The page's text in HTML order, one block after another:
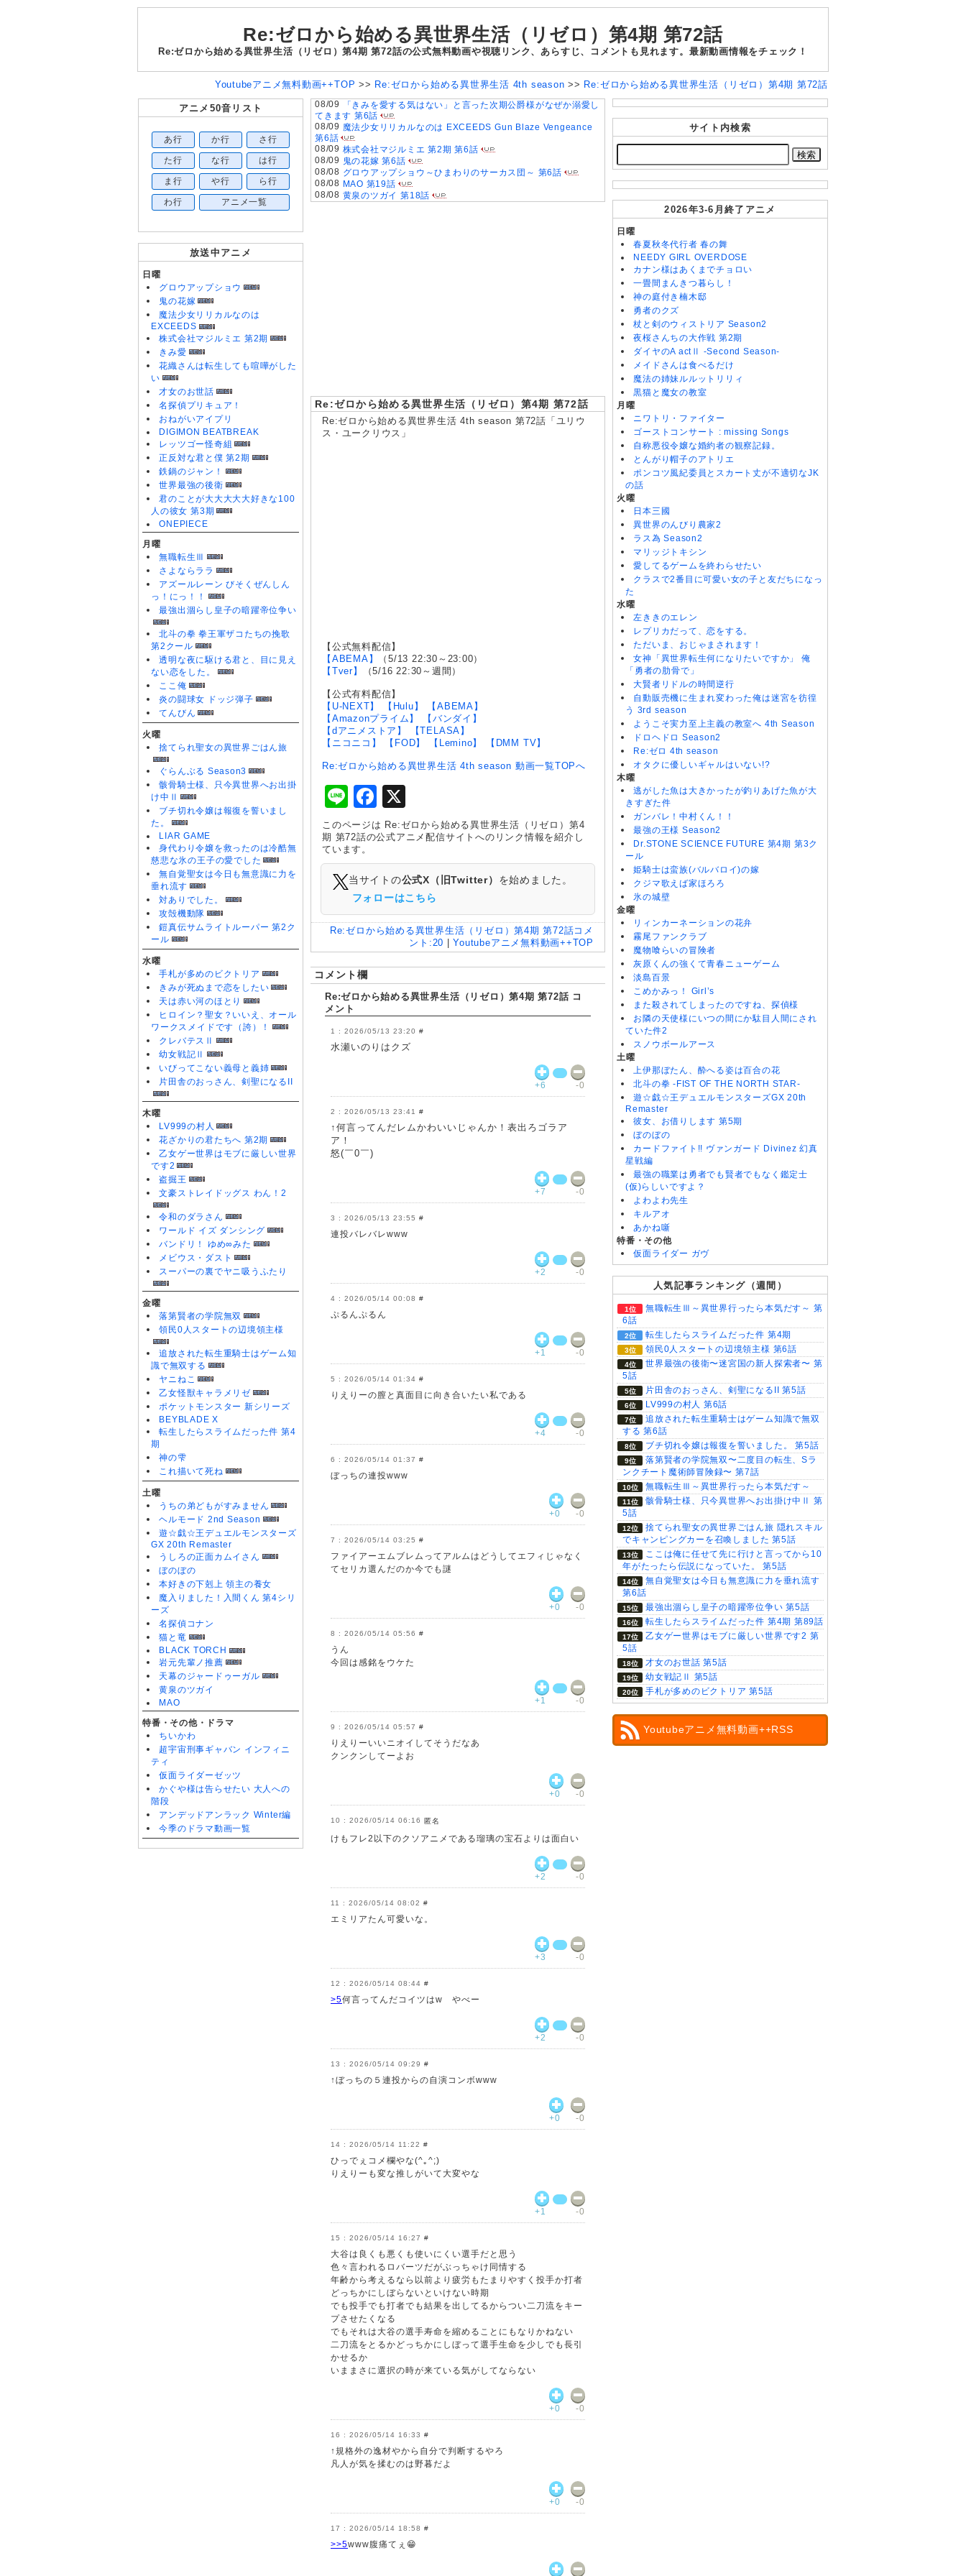
Re:ゼロから始める異世界生活（リゼロ）第4期 第72話
Re:ゼロから始める異世界生活（リゼロ）第4期 第72話の公式無料動画や視聴リンク、あらすじ、コメントも見れます。最新動画情報をチェック！
Youtubeアニメ無料動画++TOP>> Re:ゼロから始める異世界生活 4th season>> Re:ゼロから始める異世界生活（リゼロ）第4期 第72話
アニメ50音リスト
あ行 か行 さ行
た行 な行 は行
ま行 や行 ら行
わ行 アニメ一覧
放送中アニメ
日曜
グロウアップショウ
鬼の花嫁
魔法少女リリカルなのは
EXCEEDS
株式会社マジルミエ 第2期
きみ愛
花織さんは転生しても喧嘩がした
い
才女のお世話
名探偵プリキュア！
おねがいアイプリ
DIGIMON BEATBREAK
レッツゴー怪奇組
正反対な君と僕 第2期
鉄鍋のジャン！
世界最強の後衛
君のことが大大大大大好きな100
人の彼女 第3期
ONEPIECE
月曜
無職転生Ⅲ
さよならララ
アズールレーン びそくぜんしん
っ！にっ！！
最強出涸らし皇子の暗躍帝位争い
北斗の拳 拳王軍ザコたちの挽歌
第2クール
透明な夜に駆ける君と、目に見え
ない恋をした。
ここ俺
炎の闘球女 ドッジ弾子
てんびん
火曜
捨てられ聖女の異世界ごはん旅
ぐらんぶる Season3
骸骨騎士様、只今異世界へお出掛
け中Ⅱ
ブチ切れ令嬢は報復を誓いまし
た。
LIAR GAME
身代わり令嬢を救ったのは冷酷無
慈悲な氷の王子の愛でした
無自覚聖女は今日も無意識に力を
垂れ流す
対ありでした。
攻殻機動隊
鎧真伝サムライトルーパー 第2ク
ール
水曜
手札が多めのビクトリア
きみが死ぬまで恋をしたい
天は赤い河のほとり
ヒロイン？聖女？いいえ、オール
ワークスメイドです（誇）！
クレバテスⅡ
幼女戦記Ⅱ
いびってこない義母と義姉
片田舎のおっさん、剣聖になるII
木曜
LV999の村人
花ざかりの君たちへ 第2期
乙女ゲー世界はモブに厳しい世界
です2
盗掘王
文豪ストレイドッグス わん！2
令和のダラさん
ワールド イズ ダンシング
バンドリ！ ゆめ∞みた
メビウス・ダスト
スーパーの裏でヤニ吸うふたり
金曜
落第賢者の学院無双
領民0人スタートの辺境領主様
追放された転生重騎士はゲーム知
識で無双する
ヤニねこ
乙女怪獣キャラメリゼ
ポケットモンスター 新シリーズ
BEYBLADE X
転生したらスライムだった件 第4
期
神の雫
これ描いて死ね
土曜
うちの弟どもがすみません
ヘルモード 2nd Season
遊☆戯☆王デュエルモンスターズ
GX 20th Remaster
うしろの正面カムイさん
ぼのぼの
本好きの下剋上 領主の養女
魔入りました！入間くん 第4シリ
ーズ
名探偵コナン
猫と竜
BLACK TORCH
岩元先輩ノ推薦
天幕のジャードゥーガル
黄泉のツガイ
MAO
特番・その他・ドラマ
ちいかわ
超宇宙刑事ギャバン インフィニ
ティ
仮面ライダーゼッツ
かぐや様は告らせたい 大人への
階段
アンデッドアンラック Winter編
今季のドラマ動画一覧
08/09
「きみを愛する気はない」と言った次期公爵様がなぜか溺愛し
てきます 第6話
08/09 魔法少女リリカルなのは EXCEEDS Gun Blaze Vengeance
第6話
08/09 株式会社マジルミエ 第2期 第6話
08/09
鬼の花嫁 第6話
08/08 グロウアップショウ～ひまわりのサーカス団～ 第6話
08/08 MAO 第19話
08/08 黄泉のツガイ 第18話
Re:ゼロから始める異世界生活（リゼロ）第4期 第72話
Re:ゼロから始める異世界生活 4th season 第72話「ユリウ
ス・ユークリウス」
【公式無料配信】
【ABEMA】
（5/13 22:30～23:00）
【Tver】
（5/16 22:30～週間）
【公式有料配信】
【U-NEXT】
【Hulu】
【ABEMA】
【Amazonプライム】
【バンダイ】
【dアニメストア】
【TELASA】
【ニコニコ】
【FOD】 【Lemino】 【DMM TV】
Re:ゼロから始める異世界生活 4th season 動画一覧TOPへ
LineFacebook
このページは Re:ゼロから始める異世界生活（リゼロ）第4
期 第72話の公式アニメ配信サイトへのリンク情報を紹介し
ています。
当サイトの公式X（旧Twitter） を始めました。
フォローはこちら
Re:ゼロから始める異世界生活（リゼロ）第4期 第72話コメ
ント: 20 |Youtubeアニメ無料動画++TOP
コメント欄
Re:ゼロから始める異世界生活（リゼロ）第4期 第72話 コ
メント
2026/05/13 23:20 #
水瀬いのりはクズ
+6 -0
2026/05/13 23:41 #
↑何言ってんだレムかわいいじゃんか！表出ろゴラア
ア！
怒(￣0￣)
+7 -0
2026/05/13 23:55 #
連投バレバレwww
+2 -0
2026/05/14 00:08 #
ぷるんぷるん
+1 -0
2026/05/14 01:34 #
りえりーの膣と真面目に向き合いたい私である
+4 -0
2026/05/14 01:37 #
ぼっちの連投www
+0 -0
2026/05/14 03:25 #
ファイアーエムブレムってアルムはどうしてエフィじゃなく
てセリカ選んだのか今でも謎
+0 -0
2026/05/14 05:56 #
うん
今回は感銘をウケた
+1 -0
2026/05/14 05:57 #
りえりーいいニオイしてそうだなあ
クンクンしてーよお
+0 -0
2026/05/14 06:16 匿名
けもフレ2以下のクソアニメである瑠璃の宝石よりは面白い
+2 -0
2026/05/14 08:02 #
エミリアたん可愛いな。
+3 -0
2026/05/14 08:44 #
>5何言ってんだコイツはw やべー
+2 -0
2026/05/14 09:29 #
↑ぼっちの５連投からの自演コンボwww
+0 -0
2026/05/14 11:22 #
ひっでぇコメ欄やな(^｡^;)
りえりーも変な推しがいて大変やな
+1 -0
2026/05/14 16:27 #
大谷は良くも悪くも使いにくい選手だと思う
色々言われるロバーツだがぶっちゃけ同情する
年齢から考えるなら以前より疲労もたまりやすく投手か打者
どっちかにしぼらないといけない時期
でも投手でも打者でも結果を出してるからつい二刀流をキー
プさせたくなる
でもそれは大谷の選手寿命を縮めることにもなりかねない
二刀流をとるかどっちかにしぼって選手生命を少しでも長引
かせるか
いままさに選択の時が来ている気がしてならない
+0 -0
2026/05/14 16:33 #
↑規格外の逸材やから自分で判断するやろ
凡人が気を揉むのは野暮だよ
+0 -0
2026/05/14 18:58 #
>>5www腹痛てぇ😁
サイト内検索
2026年3-6月終了アニメ
日曜
春夏秋冬代行者 春の舞
NEEDY GIRL OVERDOSE
カナン様はあくまでチョロい
一畳間まんきつ暮らし！
神の庭付き楠木邸
勇者のクズ
杖と剣のウィストリア Season2
夜桜さんちの大作戦 第2期
ダイヤのA actⅡ -Second Season-
メイドさんは食べるだけ
魔法の姉妹ルルットリリィ
黒猫と魔女の教室
月曜
ニワトリ・ファイター
ゴーストコンサート : missing Songs
自称悪役令嬢な婚約者の観察記録。
とんがり帽子のアトリエ
ポンコツ風紀委員とスカート丈が不適切なJK
の話
火曜
日本三國
異世界のんびり農家2
ラス為 Season2
マリッジトキシン
愛してるゲームを終わらせたい
クラスで2番目に可愛い女の子と友だちになっ
た
水曜
左ききのエレン
レプリカだって、恋をする。
ただいま、おじゃまされます！
女神「異世界転生何になりたいですか」 俺
「勇者の肋骨で」
大賢者リドルの時間逆行
自動販売機に生まれ変わった俺は迷宮を彷徨
う 3rd season
ようこそ実力至上主義の教室へ 4th Season
ドロヘドロ Season2
Re:ゼロ 4th season
オタクに優しいギャルはいない!?
木曜
逃がした魚は大きかったが釣りあげた魚が大
きすぎた件
ガンバレ！中村くん！！
最強の王様 Season2
Dr.STONE SCIENCE FUTURE 第4期 第3ク
ール
姫騎士は蛮族(バルバロイ)の嫁
クジマ歌えば家ほろろ
氷の城壁
金曜
リィンカーネーションの花弁
霧尾ファンクラブ
魔物喰らいの冒険者
灰原くんの強くて青春ニューゲーム
淡島百景
こめかみっ！ Girl’s
また殺されてしまったのですね、探偵様
お隣の天使様にいつの間にか駄目人間にされ
ていた件2
スノウボールアース
土曜
上伊那ぼたん、酔へる姿は百合の花
北斗の拳 -FIST OF THE NORTH STAR-
遊☆戯☆王デュエルモンスターズGX 20th
Remaster
彼女、お借りします 第5期
ぼのぼの
カードファイト!! ヴァンガード Divinez 幻真
星戦編
最強の職業は勇者でも賢者でもなく鑑定士
(仮)らしいですよ？
よわよわ先生
キルアオ
あかね噺
特番・その他
仮面ライダー ガヴ
人気記事ランキング（週間）
無職転生Ⅲ～異世界行ったら本気だす～ 第
6話
転生したらスライムだった件 第4期
領民0人スタートの辺境領主様 第6話
世界最強の後衛〜迷宮国の新人探索者〜 第
5話
片田舎のおっさん、剣聖になるII 第5話
LV999の村人 第6話
追放された転生重騎士はゲーム知識で無双
する 第6話
ブチ切れ令嬢は報復を誓いました。 第5話
落第賢者の学院無双〜二度目の転生、Sラ
ンクチート魔術師冒険録〜 第7話
無職転生Ⅲ～異世界行ったら本気だす～
骸骨騎士様、只今異世界へお出掛け中Ⅱ 第
5話
捨てられ聖女の異世界ごはん旅 隠れスキル
でキャンピングカーを召喚しました 第5話
ここは俺に任せて先に行けと言ってから10
年がたったら伝説になっていた。 第5話
無自覚聖女は今日も無意識に力を垂れ流す
第6話
最強出涸らし皇子の暗躍帝位争い 第5話
転生したらスライムだった件 第4期 第89話
乙女ゲー世界はモブに厳しい世界です2 第
5話
才女のお世話 第5話
幼女戦記Ⅱ 第5話
手札が多めのビクトリア 第5話
Youtubeアニメ無料動画++RSS